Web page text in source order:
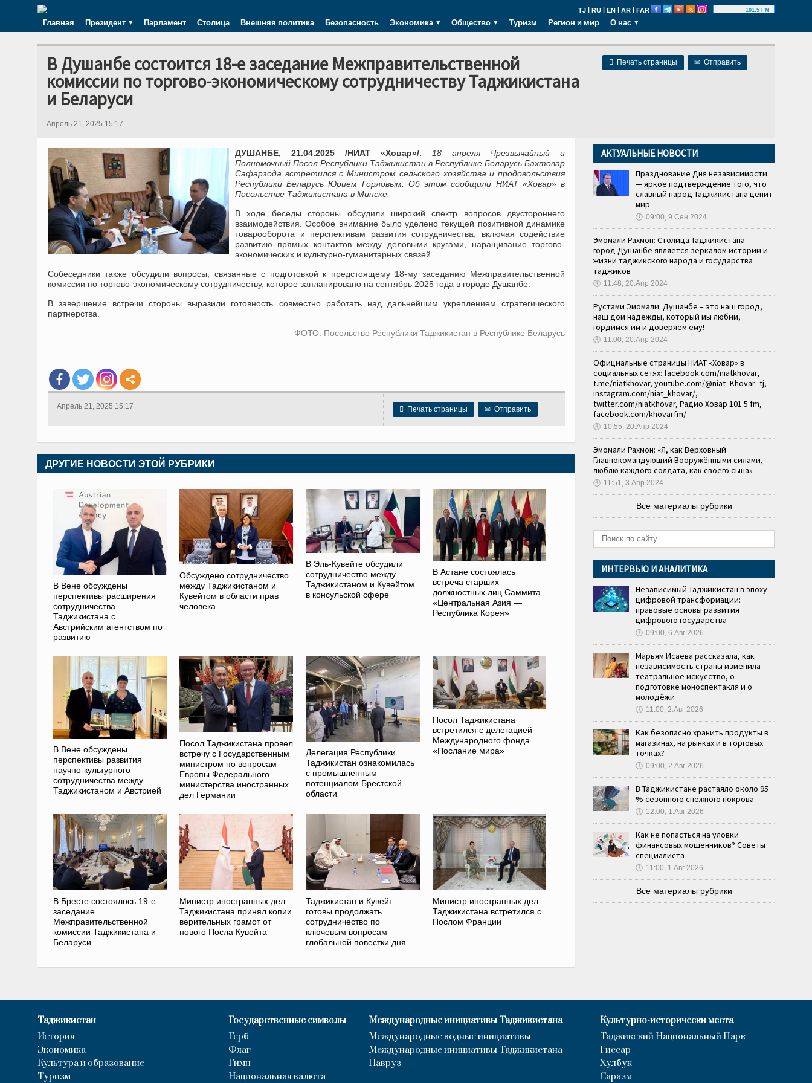
TJ | RU | EN | AR | FAR 101.5 FM
Главная Президент Парламент Столица Внешняя политика Безопасность Экономика Общество Туризм Регион и мир О нас
 Печать страницы ✉ Отправить
В Душанбе состоится 18-е заседание Межправительственной
комиссии по торгово-экономическому сотрудничеству Таджикистана
и Беларуси
Апрель 21, 2025 15:17
ДУШАНБЕ, 21.04.2025 /НИАТ «Ховар»/. 18 апреля Чрезвычайный и
Полномочный Посол Республики Таджикистан в Республике Беларусь Бахтовар
Сафарзода встретился с Министром сельского хозяйства и продовольствия
Республики Беларусь Юрием Горловым. Об этом сообщили НИАТ «Ховар» в
Посольстве Таджикистана в Минске.
В ходе беседы стороны обсудили широкий спектр вопросов двустороннего
взаимодействия. Особое внимание было уделено текущей позитивной динамике
товарооборота и перспективам развития сотрудничества, включая содействие
развитию прямых контактов между деловыми кругами, наращивание торгово-
экономических и культурно-гуманитарных связей.
Собеседники также обсудили вопросы, связанные с подготовкой к предстоящему 18-му заседанию Межправительственной
комиссии по торгово-экономическому сотрудничеству, которое запланировано на сентябрь 2025 года в городе Душанбе.
В завершение встречи стороны выразили готовность совместно работать над дальнейшим укреплением стратегического
партнерства.
ФОТО: Посольство Республики Таджикистан в Республике Беларусь
 Печать страницы ✉ Отправить
Апрель 21, 2025 15:17
ДРУГИЕ НОВОСТИ ЭТОЙ РУБРИКИ
В Вене обсуждены
перспективы расширения
сотрудничества
Таджикистана с
Австрийским агентством по
развитию
Обсуждено сотрудничество
между Таджикистаном и
Кувейтом в области прав
человека
В Эль-Кувейте обсудили
сотрудничество между
Таджикистаном и Кувейтом
в консульской сфере
В Астане состоялась
встреча старших
должностных лиц Саммита
«Центральная Азия —
Республика Корея»
В Вене обсуждены
перспективы развития
научно-культурного
сотрудничества между
Таджикистаном и Австрией
Посол Таджикистана провел
встречу с Государственным
министром по вопросам
Европы Федерального
министерства иностранных
дел Германии
Делегация Республики
Таджикистан ознакомилась
с промышленным
потенциалом Брестской
области
Посол Таджикистана
встретился с делегацией
Международного фонда
«Послание мира»
В Бресте состоялось 19-е
заседание
Межправительственной
комиссии Таджикистана и
Беларуси
Министр иностранных дел
Таджикистана принял копии
верительных грамот от
нового Посла Кувейта
Таджикистан и Кувейт
готовы продолжать
сотрудничество по
ключевым вопросам
глобальной повестки дня
Министр иностранных дел
Таджикистана встретился с
Послом Франции
АКТУАЛЬНЫЕ НОВОСТИ
Празднование Дня независимости
— яркое подтверждение того, что
славный народ Таджикистана ценит
мир
🕔 09:00, 9.Сен 2024
Эмомали Рахмон: Столица Таджикистана —
город Душанбе является зеркалом истории и
жизни таджикского народа и государства
таджиков
🕔 11:48, 20.Апр 2024
Рустами Эмомали: Душанбе – это наш город,
наш дом надежды, который мы любим,
гордимся им и доверяем ему!
🕔 11:00, 20.Апр 2024
Официальные страницы НИАТ «Ховар» в
социальных сетях: facebook.com/niatkhovar,
t.me/niatkhovar, youtube.com/@niat_Khovar_tj,
instagram.com/niat_khovar/,
twitter.com/niatkhovar, Радио Ховар 101.5 fm,
facebook.com/khovarfm/
🕔 10:55, 20.Апр 2024
Эмомали Рахмон: «Я, как Верховный
Главнокомандующий Вооружёнными силами,
люблю каждого солдата, как своего сына»
🕔 11:51, 3.Апр 2024
Все материалы рубрики
ИНТЕРВЬЮ И АНАЛИТИКА
Независимый Таджикистан в эпоху
цифровой трансформации:
правовые основы развития
цифрового государства
🕔 09:00, 6.Авг 2026
Марьям Исаева рассказала, как
независимость страны изменила
театральное искусство, о
подготовке моноспектакля и о
молодёжи
🕔 11:00, 2.Авг 2026
Как безопасно хранить продукты в
магазинах, на рынках и в торговых
точках?
🕔 09:00, 2.Авг 2026
В Таджикистане растаяло около 95
% сезонного снежного покрова
🕔 12:00, 1.Авг 2026
Как не попасться на уловки
финансовых мошенников? Советы
специалиста
🕔 11:00, 1.Авг 2026
Все материалы рубрики
Таджикистан
История
Экономика
Культура и образование
Туризм
Государственные символы
Герб
Флаг
Гимн
Национальная валюта
Международные инициативы Таджикистана
Международные водные инициативы
Международные инициативы Таджикистана
Навруз
Культурно-исторически места
Таджикский Национальный Парк
Гиссар
Хулбук
Саразм